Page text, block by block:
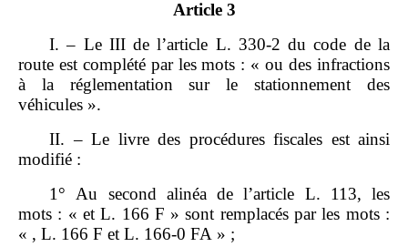
Article 3
I. – Le III de l’article L. 330‑2 du code de la
route est complété par les mots : « ou des infractions
à la réglementation sur le stationnement des
véhicules ».
II. – Le livre des procédures fiscales est ainsi
modifié :
1° Au second alinéa de l’article L. 113, les
mots : « et L. 166 F » sont remplacés par les mots :
« , L. 166 F et L. 166‑0 FA » ;